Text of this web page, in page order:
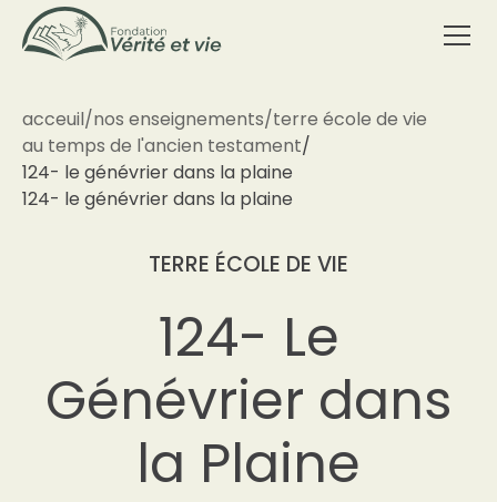
acceuil/nos enseignements/terre école de vie
au temps de l'ancien testament/
124- le génévrier dans la plaine
124- le génévrier dans la plaine
TERRE ÉCOLE DE VIE
124- Le
Génévrier dans
la Plaine